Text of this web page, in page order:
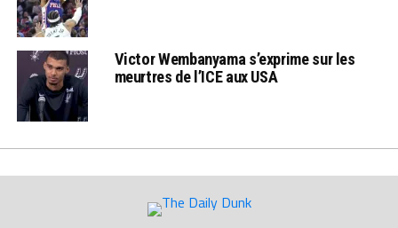
Victor Wembanyama s’exprime sur les
meurtres de l’ICE aux USA